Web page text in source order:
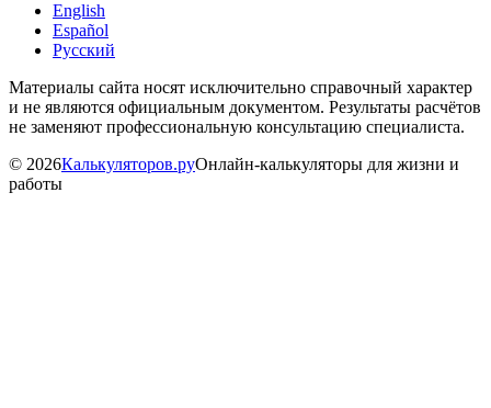
English
Español
Русский
Материалы сайта носят исключительно справочный характер
и не являются официальным документом. Результаты расчётов
не заменяют профессиональную консультацию специалиста.
© 2026Калькуляторов.руОнлайн-калькуляторы для жизни и
работы